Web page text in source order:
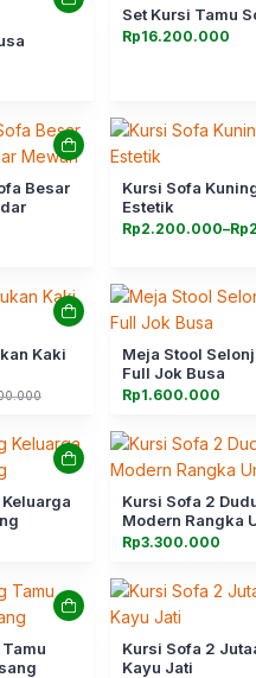
Set Kursi Tamu
Rp16.200.000
Besar
Kursi Sofa
Estetik
Rp2.200.000–Rp
Rentang
harga:
Rp2.650.000
Kaki
Meja Stool
Full Jok Busa
Rp1.600.000
Kursi Sofa 2
Modern Rangka
Rp3.300.000
Kursi Sofa 2
Kayu Jati